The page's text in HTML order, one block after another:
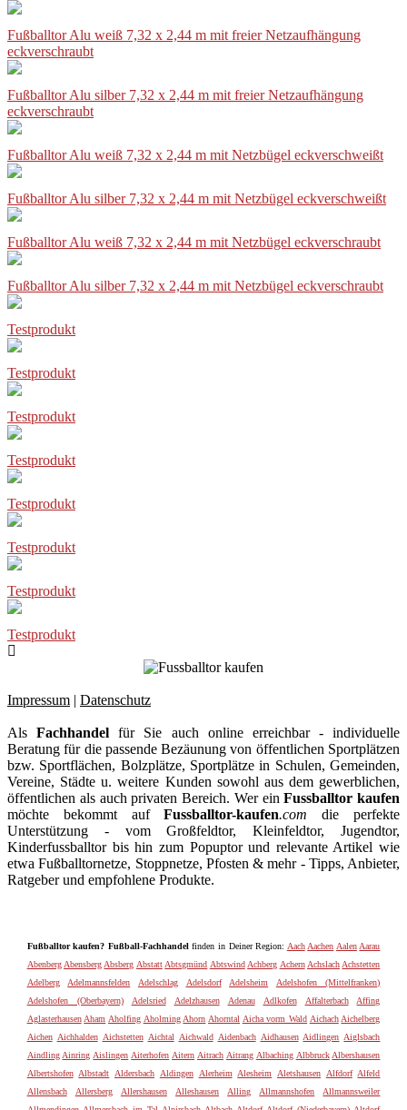
Fußballtor Alu weiß 7,32 x 2,44 m mit freier Netzaufhängung
eckverschraubt
Fußballtor Alu silber 7,32 x 2,44 m mit freier Netzaufhängung
eckverschraubt
Fußballtor Alu weiß 7,32 x 2,44 m mit Netzbügel eckverschweißt
Fußballtor Alu silber 7,32 x 2,44 m mit Netzbügel eckverschweißt
Fußballtor Alu weiß 7,32 x 2,44 m mit Netzbügel eckverschraubt
Fußballtor Alu silber 7,32 x 2,44 m mit Netzbügel eckverschraubt
Testprodukt
Testprodukt
Testprodukt
Testprodukt
Testprodukt
Testprodukt
Testprodukt
Testprodukt
Impressum | Datenschutz
AlsFachhandel für Sie auch online erreichbar - individuelle
Beratung für die passende Bezäunung von öffentlichen Sportplätzen
bzw. Sportflächen, Bolzplätze, Sportplätze in Schulen, Gemeinden,
Vereine, Städte u. weitere Kunden sowohl aus dem gewerblichen,
öffentlichen als auch privaten Bereich. Wer einFussballtor kaufen
möchte bekommt aufFussballtor-kaufen.com die perfekte
Unterstützung - vom Großfeldtor, Kleinfeldtor, Jugendtor,
Kinderfussballtor bis hin zum Popuptor und relevante Artikel wie
etwa Fußballtornetze, Stoppnetze, Pfosten & mehr - Tipps, Anbieter,
Ratgeber und empfohlene Produkte.
Fußballtor kaufen? Fußball-Fachhandelfinden in Deiner Region: Aach Aachen Aalen Aarau
Abenberg Abensberg Absberg Abstatt Abtsgmünd Abtswind Achberg Achern Achslach Achstetten
Adelberg
Adelmannsfelden Adelschlag Adelsdorf Adelsheim
Adelshofen (Mittelfranken)
Adelshofen (Oberbayern)
Adelsried Adelzhausen Adenau Adlkofen Affalterbach
Affing
Aglasterhausen Aham Aholfing Aholming Ahorn Ahorntal Aicha vorm Wald Aichach Aichelberg
Aichen Aichhalden Aichstetten Aichtal Aichwald Aidenbach Aidhausen Aidlingen Aiglsbach
Aindling Ainring Aislingen Aiterhofen Aitern Aitrach Aitrang Albaching Albbruck Albershausen
Albertshofen Albstadt Aldersbach Aldingen Alerheim Alesheim Aletshausen Alfdorf Alfeld
Allensbach
Allersberg Allershausen Alleshausen Alling Allmannshofen
Allmannsweiler